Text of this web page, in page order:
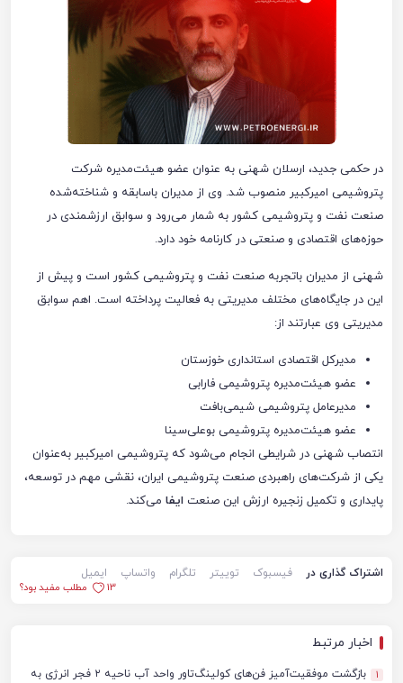
در حکمی جدید، ارسلان شهنی به عنوان عضو هیئت‌مدیره شرکت
پتروشیمی امیرکبیر منصوب شد. وی از مدیران باسابقه و شناخته‌شده
صنعت نفت و پتروشیمی کشور به شمار می‌رود و سوابق ارزشمندی در
حوزه‌های اقتصادی و صنعتی در کارنامه خود دارد.
شهنی از مدیران باتجربه صنعت نفت و پتروشیمی کشور است و پیش از
این در جایگاه‌های مختلف مدیریتی به فعالیت پرداخته است. اهم سوابق
مدیریتی وی عبارتند از:
مدیرکل اقتصادی استانداری خوزستان
عضو هیئت‌مدیره پتروشیمی فارابی
مدیرعامل پتروشیمی شیمی‌بافت
عضو هیئت‌مدیره پتروشیمی بوعلی‌سینا
انتصاب شهنی در شرایطی انجام می‌شود که پتروشیمی امیرکبیر به‌عنوان
یکی از شرکت‌های راهبردی صنعت پتروشیمی ایران، نقشی مهم در توسعه،
پایداری و تکمیل زنجیره ارزش این صنعت ایفا می‌کند.
اشتراک گذاری در فیسبوک توییتر تلگرام واتساپ
ایمیل
13
مطلب مفید بود؟
اخبار مرتبط
1
بازگشت موفقیت‌آمیز فن‌های کولینگ‌تاور واحد آب ناحیه ۲ فجر انرژی به